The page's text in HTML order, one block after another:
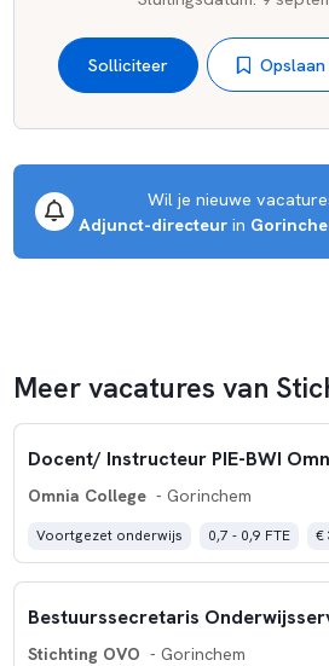
aan de beste school voor onze
Solliciteer Opslaan
Wil je nieuwe
Adjunct-directeur in
Meer vacatures van
Docent/ Instructeur PIE-BWI
Omnia College - Gorinchem
Voortgezet onderwijs 0,7 - 0,9 FTE €
Bestuurssecretaris
Stichting OVO - Gorinchem